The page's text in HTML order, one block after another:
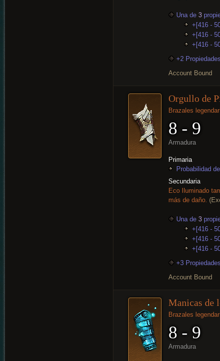
Una de 3
+[416 -
+[416 -
+[416 -
+2
Account Bound
Orgullo de
Brazales
8 - 9
Armadura
Primaria
Probabilidad
Secundaria
Eco Iluminado
más de daño.
Una de 3
+[416 -
+[416 -
+[416 -
+3
Account Bound
Manicas de
Brazales
8 - 9
Armadura